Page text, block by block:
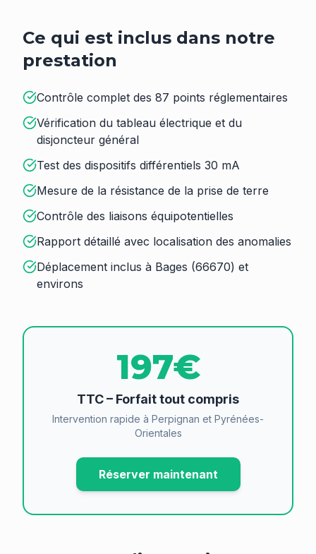
Ce qui est inclus dans notre
prestation
Contrôle complet des 87 points réglementaires
Vérification du tableau électrique et du
disjoncteur général
Test des dispositifs différentiels 30 mA
Mesure de la résistance de la prise de terre
Contrôle des liaisons équipotentielles
Rapport détaillé avec localisation des anomalies
Déplacement inclus à Bages (66670) et
environs
197€
TTC – Forfait tout compris
Intervention rapide à Perpignan et Pyrénées-
Orientales
Réserver maintenant